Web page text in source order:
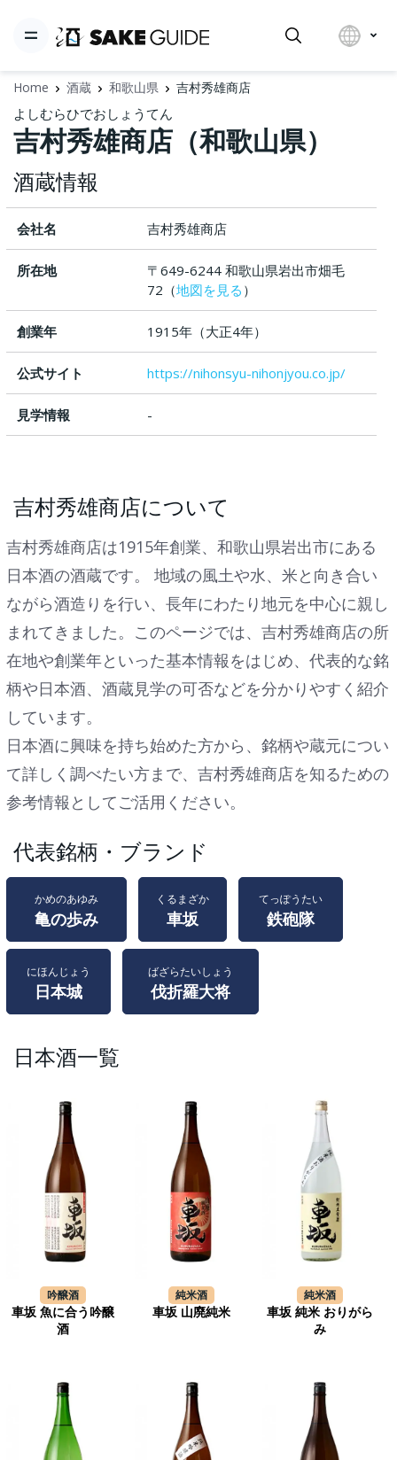
Home 酒蔵 和歌山県 吉村秀雄商店
よしむらひでおしょうてん
吉村秀雄商店（和歌山県）
酒蔵情報
会社名 吉村秀雄商店
所在地
〒649-6244 和歌山県岩出市畑毛
72（地図を見る ）
創業年 1915年（大正4年）
公式サイト https://nihonsyu-nihonjyou.co.jp/
見学情報 -
吉村秀雄商店について
吉村秀雄商店は1915年創業、和歌山県岩出市にある
日本酒の酒蔵です。 地域の風土や水、米と向き合い
ながら酒造りを行い、長年にわたり地元を中心に親し
まれてきました。このページでは、吉村秀雄商店の所
在地や創業年といった基本情報をはじめ、代表的な銘
柄や日本酒、酒蔵見学の可否などを分かりやすく紹介
しています。
日本酒に興味を持ち始めた方から、銘柄や蔵元につい
て詳しく調べたい方まで、吉村秀雄商店を知るための
参考情報としてご活用ください。
代表銘柄・ブランド
かめのあゆみ
亀の歩み
くるまざか
車坂
てっぽうたい
鉄砲隊
にほんじょう
日本城
ばざらたいしょう
伐折羅大将
日本酒一覧
吟醸酒
車坂 魚に合う吟醸
酒
純米酒
車坂 山廃純米
純米酒
車坂 純米 おりがら
み